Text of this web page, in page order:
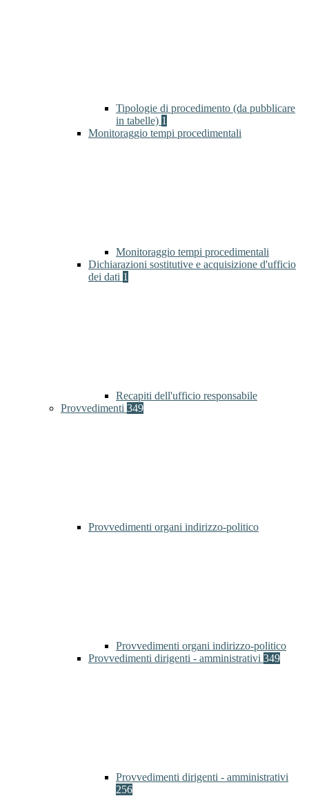
Tipologie di procedimento (da pubblicare
in tabelle) 1
Monitoraggio tempi procedimentali
Monitoraggio tempi procedimentali
Dichiarazioni sostitutive e acquisizione d'ufficio
dei dati 1
Recapiti dell'ufficio responsabile
Provvedimenti 349
Provvedimenti organi indirizzo-politico
Provvedimenti organi indirizzo-politico
Provvedimenti dirigenti - amministrativi 349
Provvedimenti dirigenti - amministrativi
256